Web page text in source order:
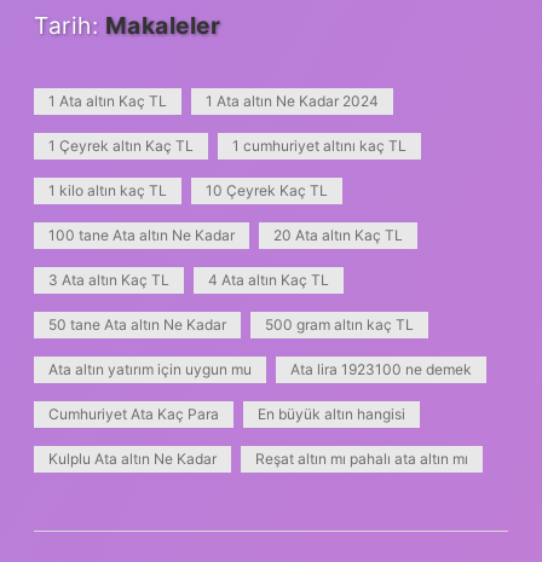
Tarih: Makaleler
1 Ata altın Kaç TL 1 Ata altın Ne Kadar 2024
1 Çeyrek altın Kaç TL 1 cumhuriyet altını kaç TL
1 kilo altın kaç TL 10 Çeyrek Kaç TL
100 tane Ata altın Ne Kadar 20 Ata altın Kaç TL
3 Ata altın Kaç TL 4 Ata altın Kaç TL
50 tane Ata altın Ne Kadar 500 gram altın kaç TL
Ata altın yatırım için uygun mu Ata lira 1923100 ne demek
Cumhuriyet Ata Kaç Para En büyük altın hangisi
Kulplu Ata altın Ne Kadar Reşat altın mı pahalı ata altın mı